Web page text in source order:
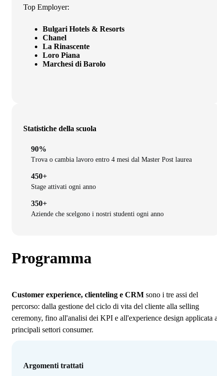
Top Employer:
Bulgari Hotels & Resorts
Chanel
La Rinascente
Loro Piana
Marchesi di Barolo
Statistiche della scuola
90%
Trova o cambia lavoro entro 4 mesi dal Master Post laurea
450+
Stage attivati ogni anno
350+
Aziende che scelgono i nostri studenti ogni anno
Programma
Customer experience, clienteling e CRM sono i tre assi del
percorso: dalla gestione del ciclo di vita del cliente alla selling
ceremony, fino all'analisi dei KPI e all'experience design applicata
principali settori consumer.
Argomenti trattati